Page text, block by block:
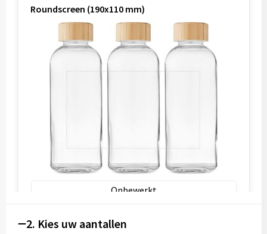
Roundscreen (190x110 mm)
Onbewerkt
2. Kies uw aantallen